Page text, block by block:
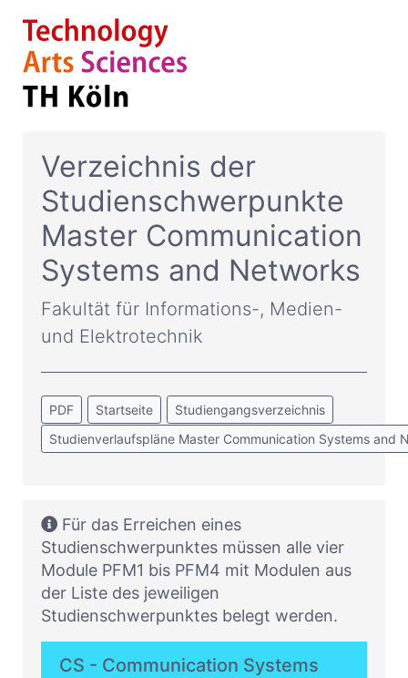
Verzeichnis der
Studienschwerpunkte
Master Communication
Systems and Networks
Fakultät für Informations-, Medien-
und Elektrotechnik
PDF Startseite
Studiengangsverzeichnis
Studienverlaufspläne Master Communication Systems and
Für das Erreichen eines
Studienschwerpunktes müssen alle vier
Module PFM1 bis PFM4 mit Modulen aus
der Liste des jeweiligen
Studienschwerpunktes belegt werden.
CS - Communication Systems